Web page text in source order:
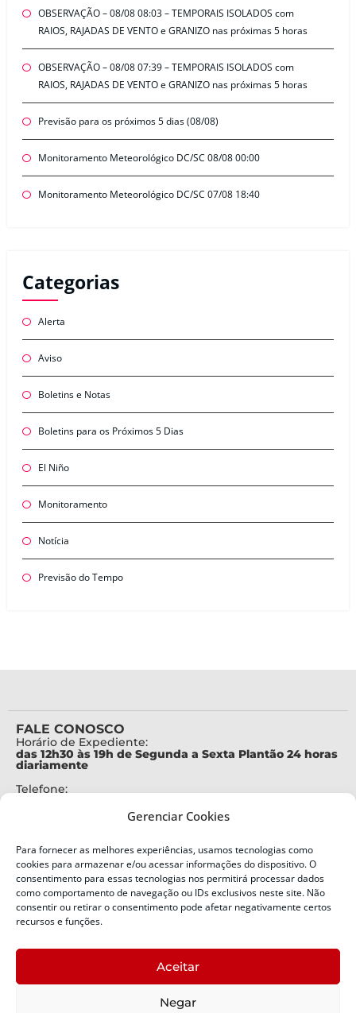
Gerenciar Cookies
Para fornecer as melhores experiências, usamos tecnologias como
cookies para armazenar e/ou acessar informações do dispositivo. O
consentimento para essas tecnologias nos permitirá processar dados
como comportamento de navegação ou IDs exclusivos neste site. Não
consentir ou retirar o consentimento pode afetar negativamente certos
recursos e funções.
Aceitar
Negar
OBSERVAÇÃO – 08/08 08:03 – TEMPORAIS ISOLADOS com
RAIOS, RAJADAS DE VENTO e GRANIZO nas próximas 5 horas
OBSERVAÇÃO – 08/08 07:39 – TEMPORAIS ISOLADOS com
RAIOS, RAJADAS DE VENTO e GRANIZO nas próximas 5 horas
Previsão para os próximos 5 dias (08/08)
Monitoramento Meteorológico DC/SC 08/08 00:00
Monitoramento Meteorológico DC/SC 07/08 18:40
Categorias
Alerta
Aviso
Boletins e Notas
Boletins para os Próximos 5 Dias
El Niño
Monitoramento
Notícia
Previsão do Tempo
FALE CONOSCO
Horário de Expediente:
das 12h30 às 19h de Segunda a Sexta Plantão 24 horas
diariamente
Telefone:
Alertas Defesa Civil:
SMS 40199
ENDEREÇO
Defesa Civil do Estado de Santa Catarina
Bairro:
Capoeiras, Florianópolis, SC